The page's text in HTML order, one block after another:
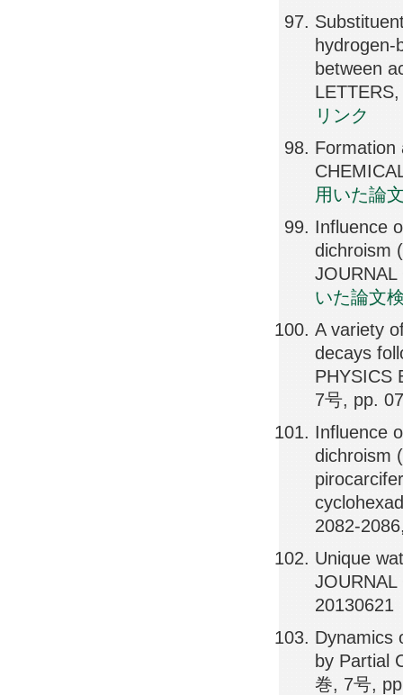
between
リンク
Formation
用いた論
Influence
dichroism
いた論文
A variety
decays
PHYSICS
7号, pp.
Influence
dichroism
2082-
Unique
20130621
Dynamics
by Partial
巻, 7号,